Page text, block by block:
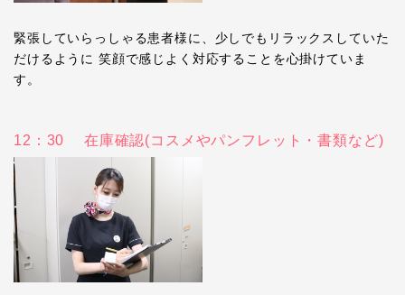
緊張していらっしゃる患者様に、少しでもリラックスしていた
だけるように 笑顔で感じよく対応することを心掛けていま
す。
12：30 在庫確認(コスメやパンフレット・書類など)